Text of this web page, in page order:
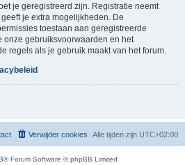
je geregistreerd zijn. Registratie neemt
je extra mogelijkheden. De
toestaan aan geregistreerde
onze gebruiksvoorwaarden en het
regels als je gebruik maakt van het forum.
Alle tijden zijn UTC+02:00
Verwijder cookies
® Forum Software © phpBB Limited